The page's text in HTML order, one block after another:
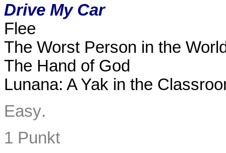
Drive My Car
Flee
The Worst Person in the
The Hand of God
Lunana: A Yak in the
Easy.
1 Punkt